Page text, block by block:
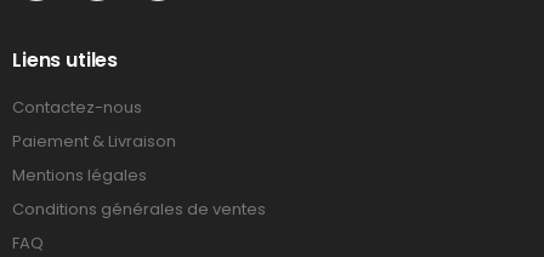
Liens utiles
Contactez-nous
Paiement & Livraison
Mentions légales
Conditions générales de ventes
FAQ